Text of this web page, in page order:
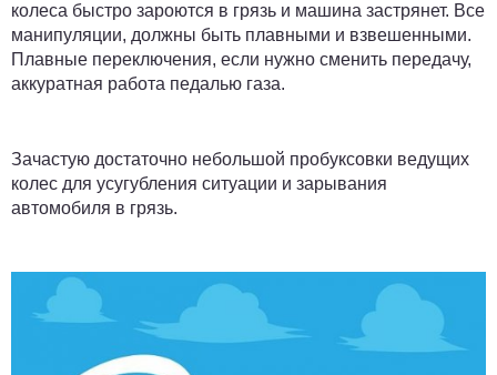
колеса быстро зароются в грязь и машина застрянет. Все
манипуляции, должны быть плавными и взвешенными.
Плавные переключения, если нужно сменить передачу,
аккуратная работа педалью газа.
Зачастую достаточно небольшой пробуксовки ведущих
колес для усугубления ситуации и зарывания
автомобиля в грязь.